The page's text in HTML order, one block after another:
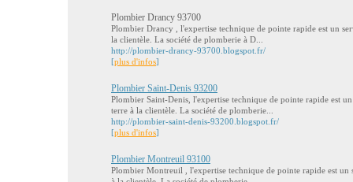
Plombier Drancy 93700
Plombier Drancy , l'expertise technique de pointe rapide est un
la clientèle. La société de plomberie à D...
http://plombier-drancy-93700.blogspot.fr/
[plus d'infos]
Plombier Saint-Denis 93200
Plombier Saint-Denis, l'expertise technique de pointe rapide est
terre à la clientèle. La société de plomberie...
http://plombier-saint-denis-93200.blogspot.fr/
[plus d'infos]
Plombier Montreuil 93100
Plombier Montreuil , l'expertise technique de pointe rapide est un